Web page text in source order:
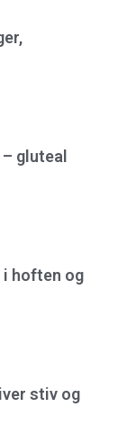
gluteal
hoften og
stiv og